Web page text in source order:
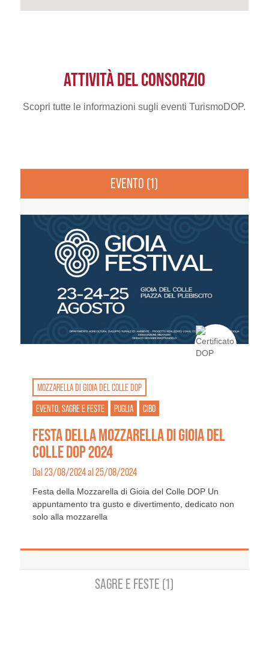
ATTIVITÀ DEL CONSORZIO
Scopri tutte le informazioni sugli eventi TurismoDOP.
EVENTO (1)
MOZZARELLA DI GIOIA DEL COLLE DOP
EVENTO, SAGRE E FESTE
PUGLIA CIBO
FESTA DELLA MOZZARELLA DI GIOIA DEL
COLLE DOP 2024
Dal 23/08/2024 al 25/08/2024
Festa della Mozzarella di Gioia del Colle DOP Un
appuntamento tra gusto e divertimento, dedicato non
solo alla mozzarella
SAGRE E FESTE (1)